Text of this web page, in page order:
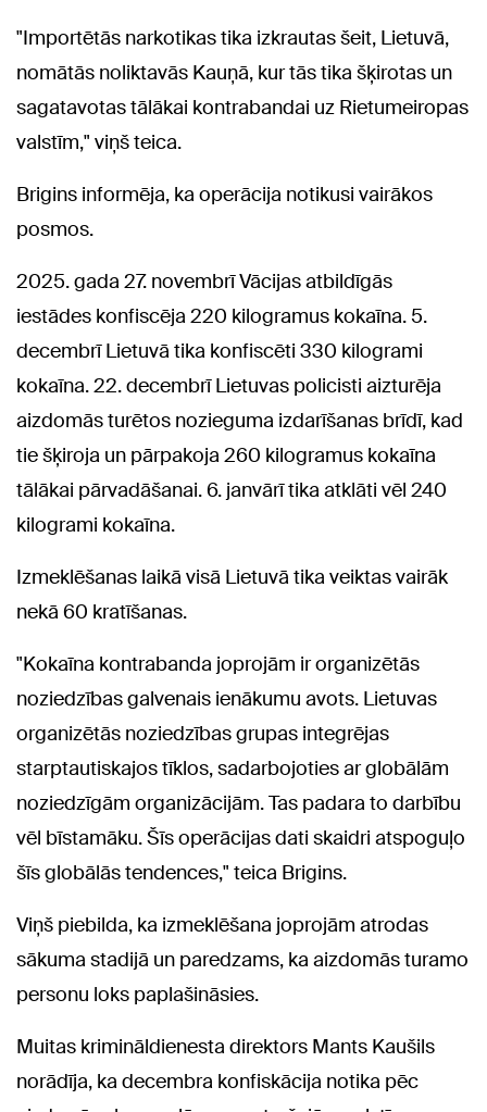
"Importētās narkotikas tika izkrautas šeit, Lietuvā,
nomātās noliktavās Kauņā, kur tās tika šķirotas un
sagatavotas tālākai kontrabandai uz Rietumeiropas
valstīm," viņš teica.
Brigins informēja, ka operācija notikusi vairākos
posmos.
2025. gada 27. novembrī Vācijas atbildīgās
iestādes konfiscēja 220 kilogramus kokaīna. 5.
decembrī Lietuvā tika konfiscēti 330 kilogrami
kokaīna. 22. decembrī Lietuvas policisti aizturēja
aizdomās turētos nozieguma izdarīšanas brīdī, kad
tie šķiroja un pārpakoja 260 kilogramus kokaīna
tālākai pārvadāšanai. 6. janvārī tika atklāti vēl 240
kilogrami kokaīna.
Izmeklēšanas laikā visā Lietuvā tika veiktas vairāk
nekā 60 kratīšanas.
"Kokaīna kontrabanda joprojām ir organizētās
noziedzības galvenais ienākumu avots. Lietuvas
organizētās noziedzības grupas integrējas
starptautiskajos tīklos, sadarbojoties ar globālām
noziedzīgām organizācijām. Tas padara to darbību
vēl bīstamāku. Šīs operācijas dati skaidri atspoguļo
šīs globālās tendences," teica Brigins.
Viņš piebilda, ka izmeklēšana joprojām atrodas
sākuma stadijā un paredzams, ka aizdomās turamo
personu loks paplašināsies.
Muitas krimināldienesta direktors Mants Kaušils
norādīja, ka decembra konfiskācija notika pēc